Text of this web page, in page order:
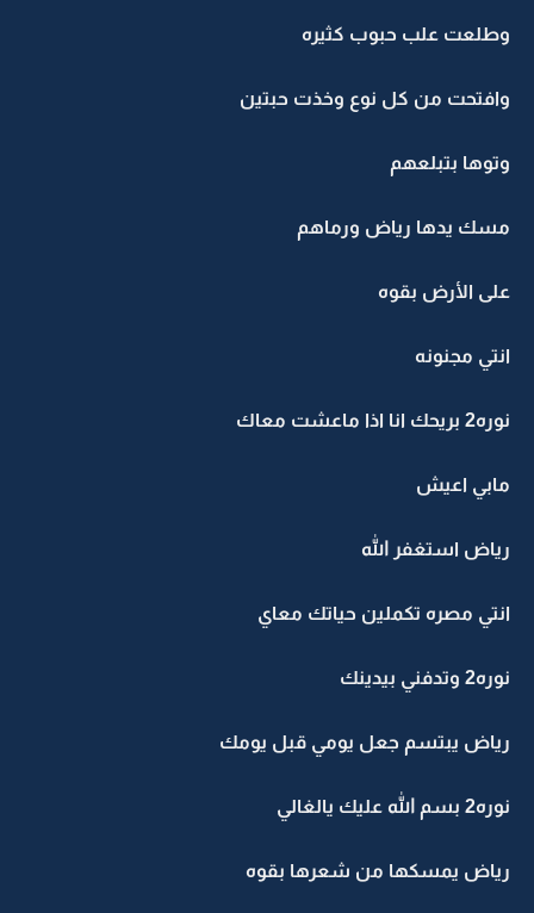
وطلعت علب حبوب كثيره
وافتحت من كل نوع وخذت حبتين
وتوها بتبلعهم
مسك يدها رياض ورماهم
على الأرض بقوه
انتي مجنونه
نوره2 بريحك انا اذا ماعشت معاك
مابي اعيش
رياض استغفر الله
انتي مصره تكملين حياتك معاي
نوره2 وتدفني بيدينك
رياض يبتسم جعل يومي قبل يومك
نوره2 بسم الله عليك يالغالي
رياض يمسكها من شعرها بقوه